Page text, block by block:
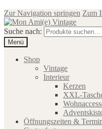
Zur Navigation springen Zum
Suche nach:
Menü
Shop
Vintage
Interieur
Kerzen
XXL-
Öffnungszeiten &